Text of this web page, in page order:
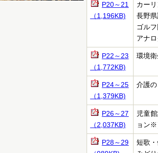
P20～21
（1,196KB)
カー
長野
ゴル
アナ
P22～23
（1,772KB)
環境
P24～25
（1,379KB)
介護
P26～27
（2,037KB)
児童
ョン※
P28～29
短歌